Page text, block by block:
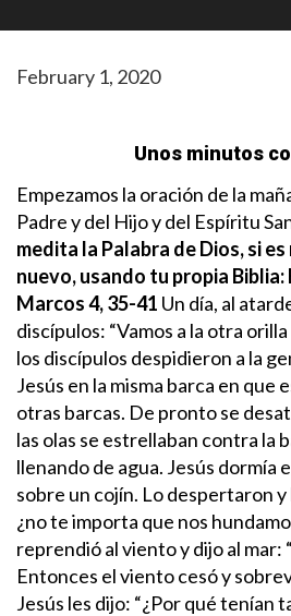
February 1, 2020
Unos minutos
Empezamos la oración de la
Padre y del Hijo y del Espíritu
medita la Palabra de Dios, si
nuevo, usando tu propia Biblia:
Marcos 4, 35-41 Un día, al
discípulos: “Vamos a la otra
los discípulos despidieron a la
Jesús en la misma barca en que
otras barcas. De pronto se
las olas se estrellaban contra la
llenando de agua. Jesús dormía
sobre un cojín. Lo despertaron
¿no te importa que nos
reprendió al viento y dijo al mar:
Entonces el viento cesó y
Jesús les dijo: “¿Por qué tenían